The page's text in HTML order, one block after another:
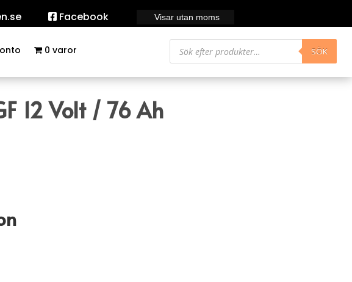
Facebook Visar utan moms
0 varor
Produktsökning
SÖK
12 Volt / 76 Ah